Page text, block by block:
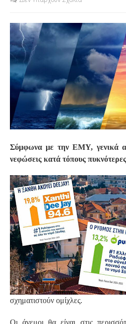
Σύμφωνα με την ΕΜΥ, γενικά
νεφώσεις κατά τόπους
σχηματιστούν ομίχλες.